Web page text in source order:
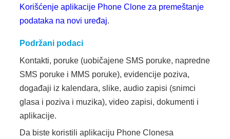
Korišćenje aplikacije Phone Clone za premeštanje
podataka na novi uređaj.
Podržani podaci
Kontakti, poruke (uobičajene SMS poruke, napredne
SMS poruke i MMS poruke), evidencije poziva,
događaji iz kalendara, slike, audio zapisi (snimci
glasa i poziva i muzika), video zapisi, dokumenti i
aplikacije.
Da biste koristili aplikaciju Phone Clonesa